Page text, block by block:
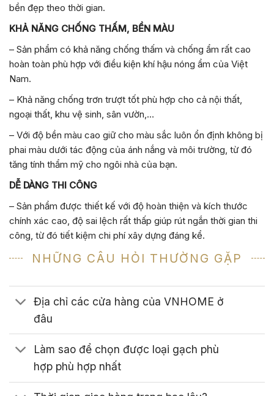
bền đẹp theo thời gian.
KHẢ NĂNG CHỐNG THẤM, BỀN MÀU
– Sản phẩm có khả năng chống thấm và chống ẩm rất cao
hoàn toàn phù hợp với điều kiện khí hậu nóng ẩm của Việt
Nam.
– Khả năng chống trơn trượt tốt phù hợp cho cả nội thất,
ngoại thất, khu vệ sinh, sân vườn,…
– Với độ bền màu cao giữ cho màu sắc luôn ổn định không bị
phai màu dưới tác động của ánh nắng và môi trường, từ đó
tăng tính thẩm mỹ cho ngôi nhà của bạn.
DỄ DÀNG THI CÔNG
– Sản phẩm được thiết kế với độ hoàn thiện và kích thước
chính xác cao, độ sai lệch rất thấp giúp rút ngắn thời gian thi
công, từ đó tiết kiệm chi phí xây dựng đáng kể.
NHỮNG CÂU HỎI THƯỜNG GẶP
Địa chỉ các cửa hàng của VNHOME ở
đâu
Làm sao để chọn được loại gạch phù
hợp phù hợp nhất